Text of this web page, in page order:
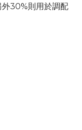
30%則用於調配